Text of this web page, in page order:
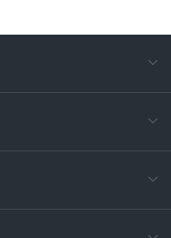
电
400-